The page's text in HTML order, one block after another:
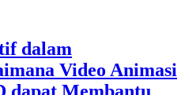
dalam
Video Animasi